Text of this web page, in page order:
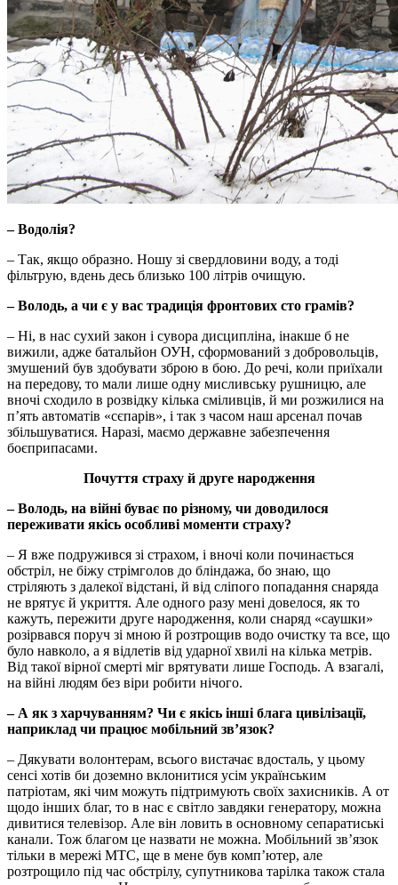
– Водолія?
– Так, якщо образно. Ношу зі свердловини воду, а тоді
фільтрую, вдень десь близько 100 літрів очищую.
– Володь, а чи є у вас традиція фронтових сто грамів?
– Ні, в нас сухий закон і сувора дисципліна, інакше б не
вижили, адже батальйон ОУН, сформований з добровольців,
змушений був здобувати зброю в бою. До речі, коли приїхали
на передову, то мали лише одну мисливську рушницю, але
вночі сходило в розвідку кілька сміливців, й ми розжилися на
п’ять автоматів «сєпарів», і так з часом наш арсенал почав
збільшуватися. Наразі, маємо державне забезпечення
боєприпасами.
Почуття страху й друге народження
– Володь, на війні буває по різному, чи доводилося
переживати якісь особливі моменти страху?
– Я вже подружився зі страхом, і вночі коли починається
обстріл, не біжу стрімголов до бліндажа, бо знаю, що
стріляють з далекої відстані, й від сліпого попадання снаряда
не врятує й укриття. Але одного разу мені довелося, як то
кажуть, пережити друге народження, коли снаряд «саушки»
розірвався поруч зі мною й розтрощив водо очистку та все, що
було навколо, а я відлетів від ударної хвилі на кілька метрів.
Від такої вірної смерті міг врятувати лише Господь. А взагалі,
на війні людям без віри робити нічого.
– А як з харчуванням? Чи є якісь інші блага цивілізації,
наприклад чи працює мобільний зв’язок?
– Дякувати волонтерам, всього вистачає вдосталь, у цьому
сенсі хотів би доземно вклонитися усім українським
патріотам, які чим можуть підтримують своїх захисників. А от
щодо інших благ, то в нас є світло завдяки генератору, можна
дивитися телевізор. Але він ловить в основному сепаратиські
канали. Тож благом це назвати не можна. Мобільний зв’язок
тільки в мережі МТС, ще в мене був комп’ютер, але
розтрощило під час обстрілу, супутникова тарілка також стала